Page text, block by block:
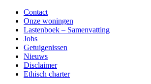
Contact
Onze woningen
Lastenboek – Samenvatting
Jobs
Getuigenissen
Nieuws
Disclaimer
Ethisch charter